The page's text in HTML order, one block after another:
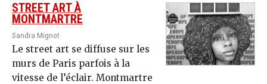
STREET ART À
MONTMARTRE
Sandra Mignot
Le street art se diffuse sur les
murs de Paris parfois à la
vitesse de l’éclair. Montmartre